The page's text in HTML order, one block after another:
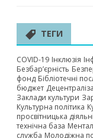
ТЕГИ
COVID-19 Інклюзія
Безбар’єрність
фонд Бібліотечні
бюджет
Заклади культури
Культурна політика
просвітницька
технічна база
служба Молодіжна